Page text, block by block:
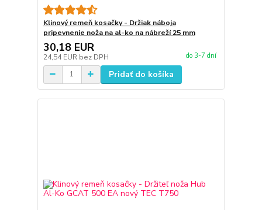
Klinový remeň kosačky - Držiak náboja
pripevnenie noža na al-ko na nábreží 25 mm
30,18 EUR
24,54 EUR bez DPH do 3-7 dní
Pridať do košíka